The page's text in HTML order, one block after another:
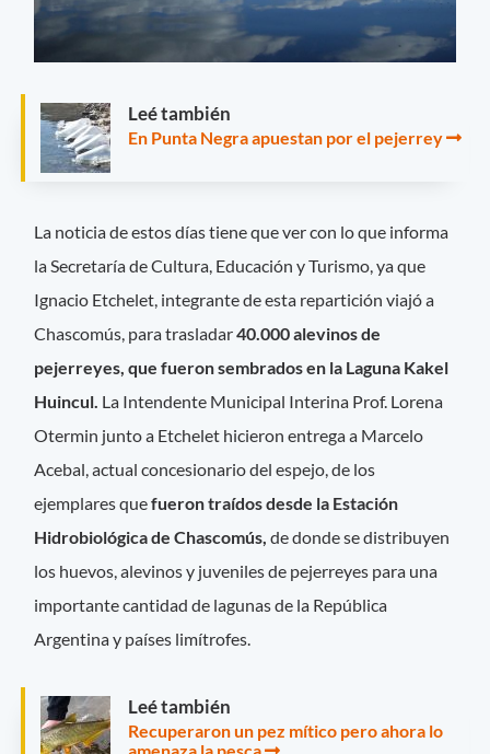
Leé también
En Punta Negra apuestan por el pejerrey
La noticia de estos días tiene que ver con lo que informa
la Secretaría de Cultura, Educación y Turismo, ya que
Ignacio Etchelet, integrante de esta repartición viajó a
Chascomús, para trasladar40.000 alevinos de
pejerreyes, que fueron sembrados en la Laguna Kakel
Huincul. La Intendente Municipal Interina Prof. Lorena
Otermin junto a Etchelet hicieron entrega a Marcelo
Acebal, actual concesionario del espejo, de los
ejemplares quefueron traídos desde la Estación
Hidrobiológica de Chascomús,de donde se distribuyen
los huevos, alevinos y juveniles de pejerreyes para una
importante cantidad de lagunas de la República
Argentina y países limítrofes.
Leé también
Recuperaron un pez mítico pero ahora lo